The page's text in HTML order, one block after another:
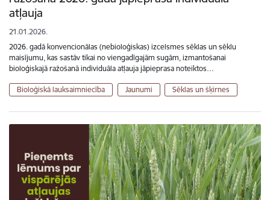
atļauja
21.01.2026.
2026. gadā konvencionālas (nebioloģiskas) izcelsmes sēklas un sēklu
maisījumu, kas sastāv tikai no viengadīgajām sugām, izmantošanai
bioloģiskajā ražošanā individuāla atļauja jāpieprasa noteiktos…
Bioloģiskā lauksaimniecība Jaunumi Sēklas un šķirnes